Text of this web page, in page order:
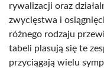
rywalizacji oraz
zwycięstwa i
różnego rodzaju
tabeli plasują się te
przyciągają wielu